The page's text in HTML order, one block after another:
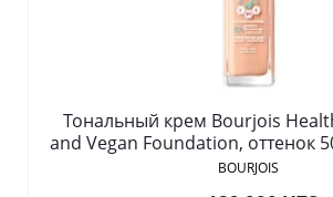
Тональный крем Bourjois
and Vegan Foundation, оттенок
BOURJOIS